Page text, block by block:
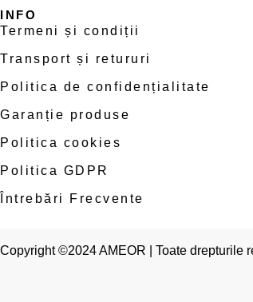
INFO
Termeni și condiții
Transport și retururi
Politica de confidențialitate
Garanție produse
Politica cookies
Politica GDPR
Întrebări Frecvente
Copyright ©2024 AMEOR | Toate drepturile